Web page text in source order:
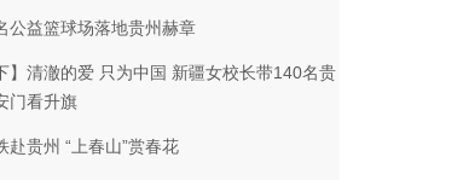
公益篮球场落地贵州赫章
】清澈的爱 只为中国 新疆女校长带140名贵
门看升旗
赴贵州 “上春山”赏春花